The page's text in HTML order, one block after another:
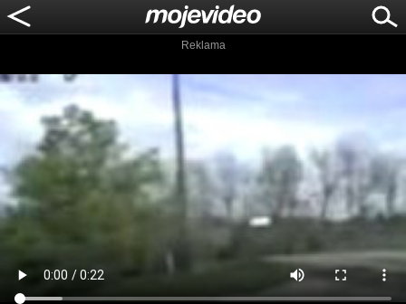
Reklama